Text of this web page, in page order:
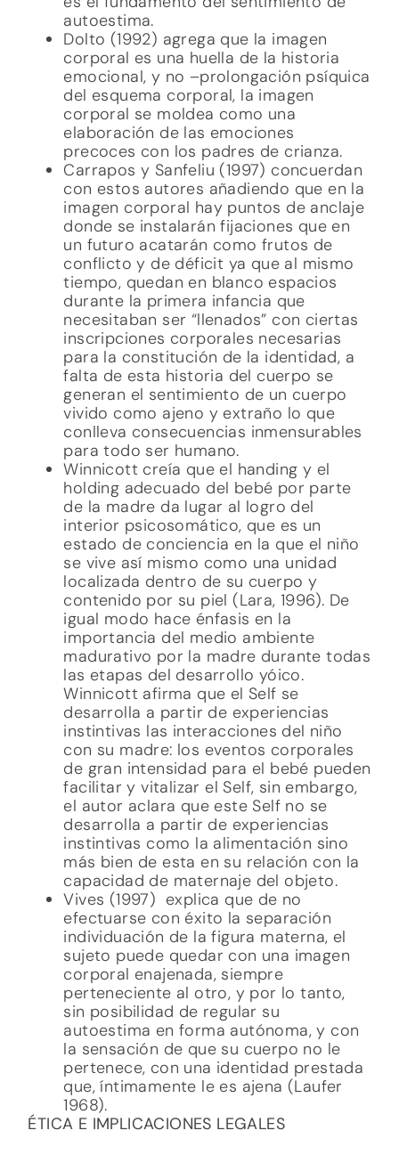
autoestima.
Dolto (1992) agrega que la imagen
corporal es una huella de la historia
emocional, y no –prolongación psíquica
del esquema corporal, la imagen
corporal se moldea como una
elaboración de las emociones
precoces con los padres de crianza.
Carrapos y Sanfeliu (1997) concuerdan
con estos autores añadiendo que en la
imagen corporal hay puntos de anclaje
donde se instalarán fijaciones que en
un futuro acatarán como frutos de
conflicto y de déficit ya que al mismo
tiempo, quedan en blanco espacios
durante la primera infancia que
necesitaban ser “llenados” con ciertas
inscripciones corporales necesarias
para la constitución de la identidad, a
falta de esta historia del cuerpo se
generan el sentimiento de un cuerpo
vivido como ajeno y extraño lo que
conlleva consecuencias inmensurables
para todo ser humano.
Winnicott creía que el handing y el
holding adecuado del bebé por parte
de la madre da lugar al logro del
interior psicosomático, que es un
estado de conciencia en la que el niño
se vive así mismo como una unidad
localizada dentro de su cuerpo y
contenido por su piel (Lara, 1996). De
igual modo hace énfasis en la
importancia del medio ambiente
madurativo por la madre durante todas
las etapas del desarrollo yóico.
Winnicott afirma que el Self se
desarrolla a partir de experiencias
instintivas las interacciones del niño
con su madre: los eventos corporales
de gran intensidad para el bebé pueden
facilitar y vitalizar el Self, sin embargo,
el autor aclara que este Self no se
desarrolla a partir de experiencias
instintivas como la alimentación sino
más bien de esta en su relación con la
capacidad de maternaje del objeto.
Vives (1997) explica que de no
efectuarse con éxito la separación
individuación de la figura materna, el
sujeto puede quedar con una imagen
corporal enajenada, siempre
perteneciente al otro, y por lo tanto,
sin posibilidad de regular su
autoestima en forma autónoma, y con
la sensación de que su cuerpo no le
pertenece, con una identidad prestada
que, íntimamente le es ajena (Laufer
1968).
ÉTICA E IMPLICACIONES LEGALES